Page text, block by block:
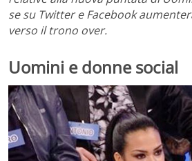
se su Twitter e Facebook
verso il trono over.
Uomini e donne social